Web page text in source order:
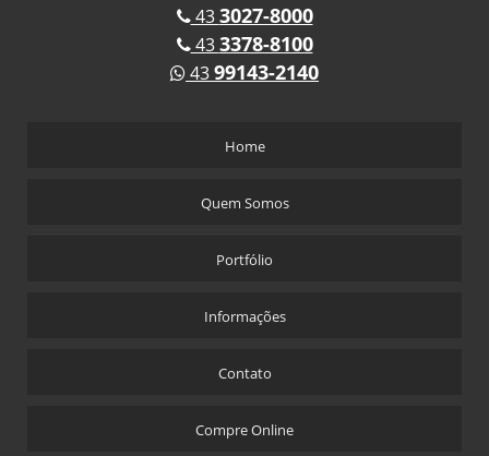
433027-8000
433378-8100
4399143-2140
Home
Quem Somos
Portfólio
Informações
Contato
Compre Online